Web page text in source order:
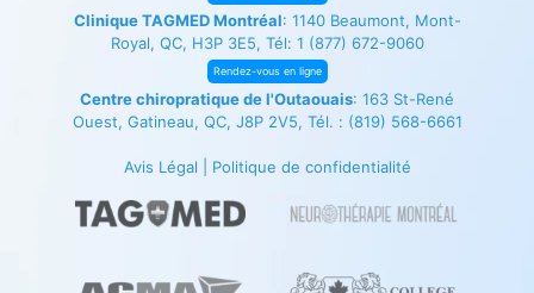
Clinique TAGMED Montréal: 1140 Beaumont, Mont-
Royal, QC, H3P 3E5, Tél: 1 (877) 672-9060
Rendez-vous en ligne
Centre chiropratique de l'Outaouais: 163 St-René
Ouest, Gatineau, QC, J8P 2V5, Tél. : (819) 568-6661
Avis Légal Politique de confidentialité